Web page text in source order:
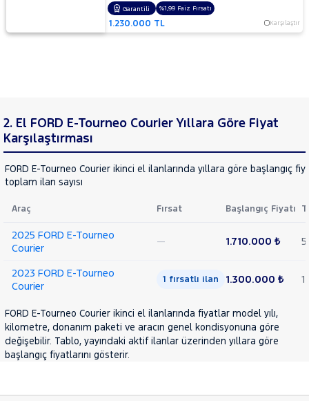
1.230.000 TL Karşılaştır
Garantili %1,99 Faiz Fırsatı
2. El FORD E-Tourneo Courier Yıllara Göre Fiyat
Karşılaştırması
FORD E-Tourneo Courier ikinci el ilanlarında yıllara göre başlangıç
toplam ilan sayısı
Araç Fırsat Başlangıç Fiyatı
2025 FORD E-Tourneo
Courier
— 1.710.000 ₺ 5
2023 FORD E-Tourneo
Courier
1 fırsatlı ilan 1.300.000 ₺ 1
FORD E-Tourneo Courier ikinci el ilanlarında fiyatlar model yılı,
kilometre, donanım paketi ve aracın genel kondisyonuna göre
değişebilir. Tablo, yayındaki aktif ilanlar üzerinden yıllara göre
başlangıç fiyatlarını gösterir.